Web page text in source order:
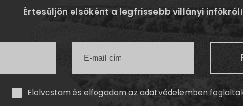
Értesüljön elsőként a legfrissebb villányi infókról!
Elolvastam és elfogadom azadatvédelemben